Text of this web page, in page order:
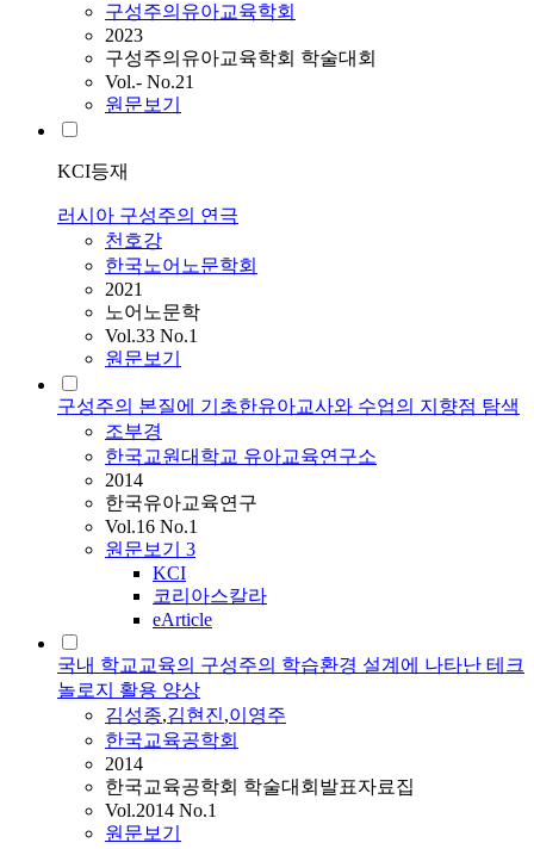
구성주의유아교육학회
2023
구성주의유아교육학회 학술대회
Vol.- No.21
원문보기
KCI등재
러시아 구성주의 연극
천호강
한국노어노문학회
2021
노어노문학
Vol.33 No.1
원문보기
구성주의 본질에 기초한유아교사와 수업의 지향점 탐색
조부경
한국교원대학교 유아교육연구소
2014
한국유아교육연구
Vol.16 No.1
원문보기 3
KCI
코리아스칼라
eArticle
국내 학교교육의 구성주의 학습환경 설계에 나타난 테크
놀로지 활용 양상
김성종,김현진,이영주
한국교육공학회
2014
한국교육공학회 학술대회발표자료집
Vol.2014 No.1
원문보기